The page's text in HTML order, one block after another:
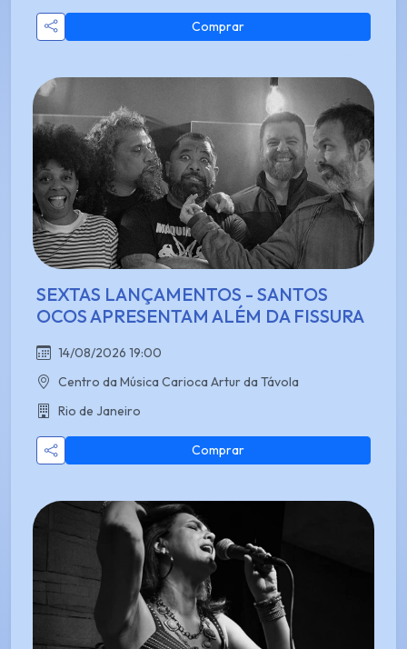
Comprar
SEXTAS LANÇAMENTOS - SANTOS
OCOS APRESENTAM ALÉM DA FISSURA
14/08/2026 19:00
Centro da Música Carioca Artur da Távola
Rio de Janeiro
Comprar